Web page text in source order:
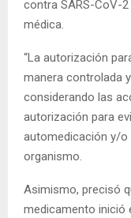
contra SARS-CoV-
médica.
“La autorización
manera controlada
considerando las
autorización para
automedicación y/o
organismo.
Asimismo, precisó
medicamento inició